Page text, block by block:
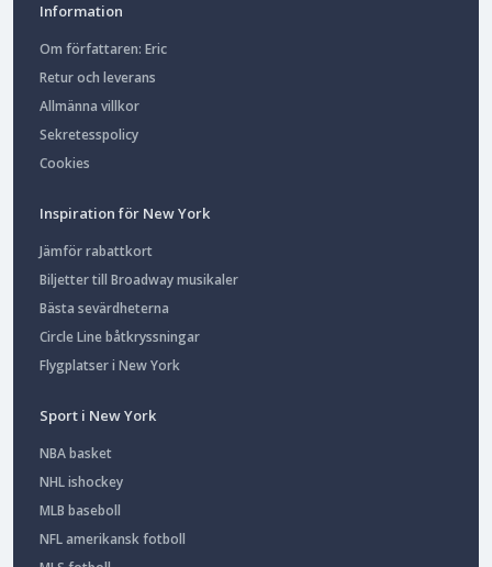
Information
Om författaren: Eric
Retur och leverans
Allmänna villkor
Sekretesspolicy
Cookies
Inspiration för New York
Jämför rabattkort
Biljetter till Broadway musikaler
Bästa sevärdheterna
Circle Line båtkryssningar
Flygplatser i New York
Sport i New York
NBA basket
NHL ishockey
MLB baseboll
NFL amerikansk fotboll